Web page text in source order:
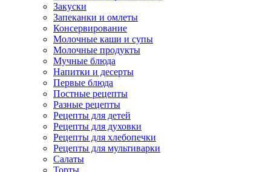
Закуски
Запеканки и омлеты
Консервирование
Молочные каши и супы
Молочные продукты
Мучные блюда
Напитки и десерты
Первые блюда
Постные рецепты
Разные рецепты
Рецепты для детей
Рецепты для духовки
Рецепты для хлебопечки
Рецепты для мультиварки
Салаты
Торты